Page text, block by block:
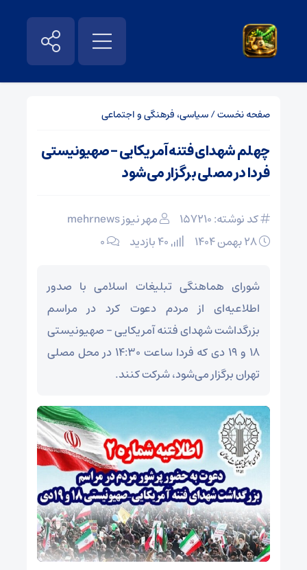
صفحه نخست/سیاسی، فرهنگی و اجتماعی
چهلم شهدای فتنه آمریکایی – صهیونیستی
فردا در مصلی برگزار می‌شود
کد نوشته: 157210
مهر نیوز mehrnews
۰
شورای هماهنگی تبلیغات اسلامی با صدور
اطلاعیه‌ای از مردم دعوت کرد در مراسم
بزرگداشت شهدای فتنه آمریکایی – صهیونیستی
۱۸ و ۱۹ دی که فردا ساعت ۱۴:۳۰ در محل مصلی
تهران برگزار می‌شود، شرکت کنند.